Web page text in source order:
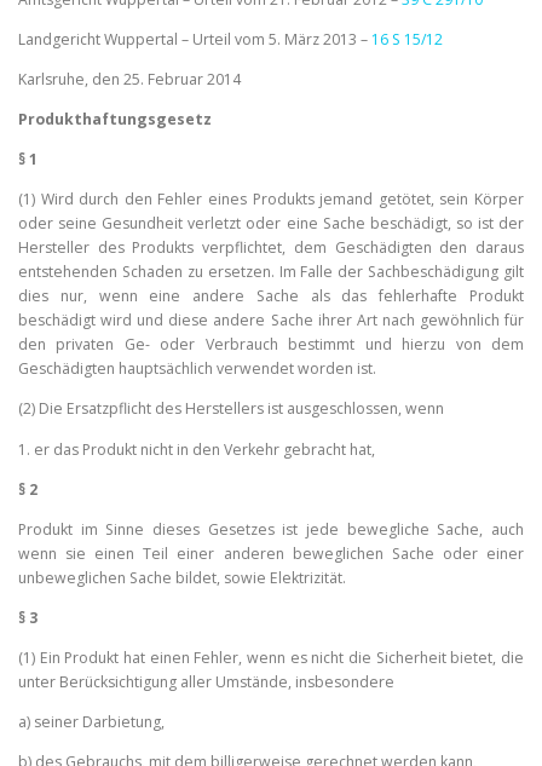
Landgericht Wuppertal – Urteil vom 5. März 2013 – 16 S 15/12
Karlsruhe, den 25. Februar 2014
Produkthaftungsgesetz
§ 1
(1) Wird durch den Fehler eines Produkts jemand getötet, sein Körper
oder seine Gesundheit verletzt oder eine Sache beschädigt, so ist der
Hersteller des Produkts verpflichtet, dem Geschädigten den daraus
entstehenden Schaden zu ersetzen. Im Falle der Sachbeschädigung gilt
dies nur, wenn eine andere Sache als das fehlerhafte Produkt
beschädigt wird und diese andere Sache ihrer Art nach gewöhnlich für
den privaten Ge- oder Verbrauch bestimmt und hierzu von dem
Geschädigten hauptsächlich verwendet worden ist.
(2) Die Ersatzpflicht des Herstellers ist ausgeschlossen, wenn
1. er das Produkt nicht in den Verkehr gebracht hat,
§ 2
Produkt im Sinne dieses Gesetzes ist jede bewegliche Sache, auch
wenn sie einen Teil einer anderen beweglichen Sache oder einer
unbeweglichen Sache bildet, sowie Elektrizität.
§ 3
(1) Ein Produkt hat einen Fehler, wenn es nicht die Sicherheit bietet, die
unter Berücksichtigung aller Umstände, insbesondere
a) seiner Darbietung,